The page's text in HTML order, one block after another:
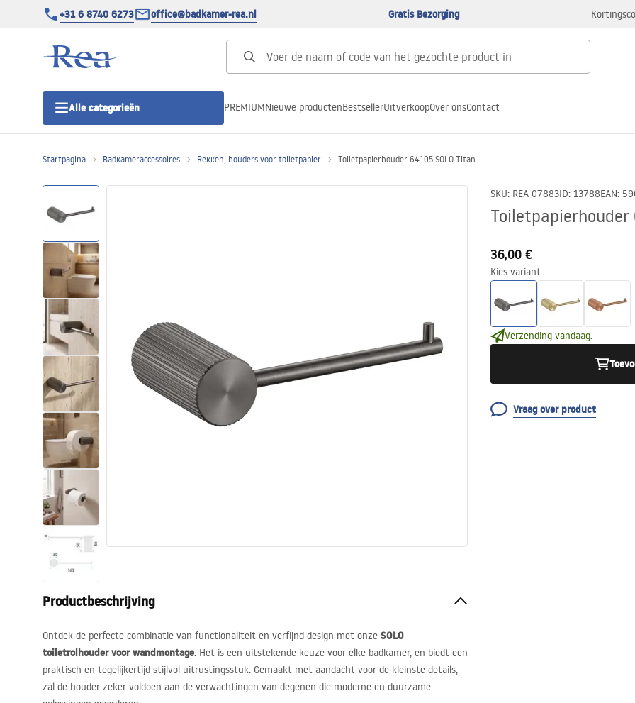
+31 6 8740 6273 office@badkamer-rea.nl Gratis Bezorging
Alle categorieën
Douchedeur
Douchebakken
Lineaire Douchegoten
Toiletten
Wastafels
Baden en badwanden
Kranen
Douches
Keuken
PREMIUMNieuwe productenBestsellerUitverkoopOver onsContact
Startpagina Badkameraccessoires Rekken, houders voor toiletpapier Toiletpapierhouder 64105 SOLO Titan
SKU: REA-07883ID: 13788EAN:
Toiletpapierhouder
36,00 €
Kies variant
Verzending vandaag.
Vraag over product
Productbeschrijving
Ontdek de perfecte combinatie van functionaliteit en verfijnd design met onze SOLO
toiletrolhouder voor wandmontage. Het is een uitstekende keuze voor elke badkamer, en biedt een
praktisch en tegelijkertijd stijlvol uitrustingsstuk. Gemaakt met aandacht voor de kleinste details,
zal de houder zeker voldoen aan de verwachtingen van degenen die moderne en duurzame